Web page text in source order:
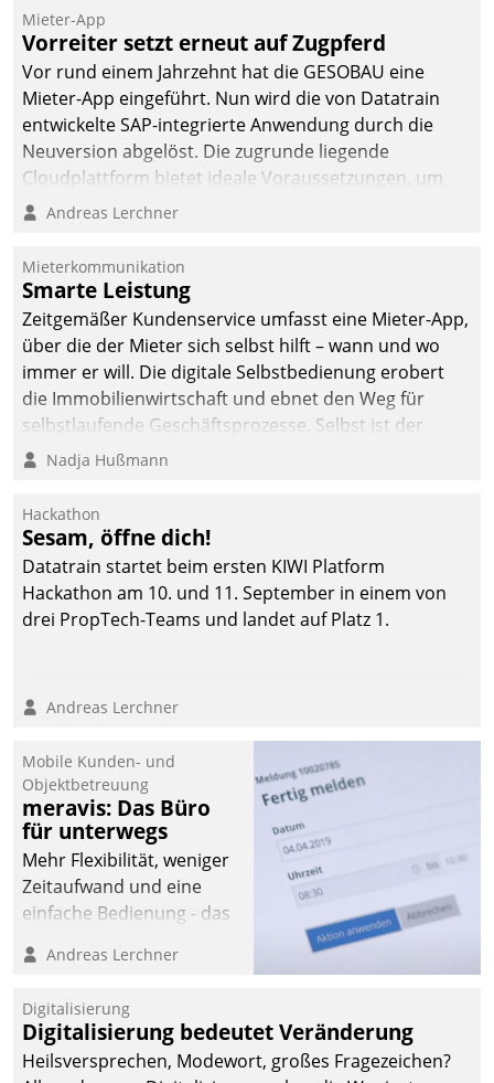
einsehen und ändern
oder
Schadensmeldungen
abgeben – rund um die
Uhr.
Mieter-App
Vorreiter setzt erneut auf Zugpferd
Vor rund einem Jahrzehnt hat die GESOBAU eine
Mieter-App eingeführt. Nun wird die von Datatrain
entwickelte SAP-integrierte Anwendung durch die
Neuversion abgelöst. Die zugrunde liegende
Cloudplattform bietet ideale Voraussetzungen, um
die Funktionalität der App zu erweitern und weitere
integrieren.
Andreas Lerchner
Mieterkommunikation
Smarte Leistung
Zeitgemäßer Kundenservice umfasst eine Mieter-App,
über die der Mieter sich selbst hilft – wann und wo
immer er will. Die digitale Selbstbedienung erobert
die Immobilienwirtschaft und ebnet den Weg für
selbstlaufende Geschäftsprozesse. Selbst ist der
Kunde und smart der Serviceanbieter.
Nadja Hußmann
Hackathon
Sesam, öffne dich!
Datatrain startet beim ersten KIWI Platform
Hackathon am 10. und 11. September in einem von
drei PropTech-Teams und landet auf Platz 1.
Andreas Lerchner
Mobile Kunden- und
Objektbetreuung
meravis: Das Büro
für unterwegs
Mehr Flexibilität, weniger
Zeitaufwand und eine
einfache Bedienung - das
Cockpit für mobile
Datatrain. Die meravis
Wohnungsbau- und
Immobilien GmbH hat
Andreas Lerchner
Digitalisierung
Digitalisierung bedeutet Veränderung
Heilsversprechen, Modewort, großes Fragezeichen?